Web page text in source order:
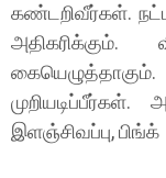
கண்டறிவீர்கள்.
அதிகரிக்கும்.
இளஞ்சிவப்பு, பிங்க்